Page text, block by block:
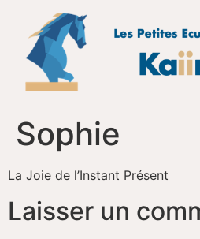
Sophie
La Joie de l’Instant Présent
Laisser un